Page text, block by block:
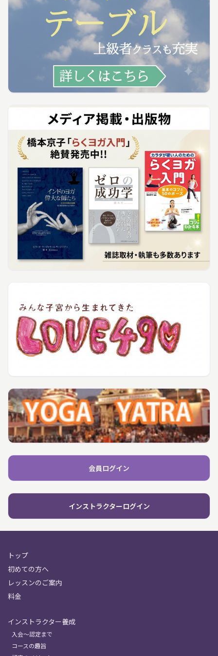
会員ログイン
インストラクターログイン
トップ
初めての方へ
レッスンのご案内
料金
インストラクター養成
入会〜認定まで
コースの趣旨